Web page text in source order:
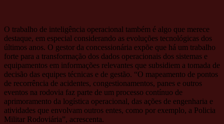
O trabalho de inteligência operacional também é algo que merece
destaque, em especial considerando as evoluções tecnológicas dos
últimos anos. O gestor da concessionária expõe que há um trabalho
forte para a transformação dos dados operacionais dos sistemas e
equipamentos em informações relevantes que subsidiem a tomada de
decisão das equipes técnicas e de gestão. “O mapeamento de pontos
de recorrência de acidentes, congestionamentos, panes e outros
eventos na rodovia faz parte de um processo contínuo de
aprimoramento da logística operacional, das ações de engenharia e
atividades que envolvam outros entes, como por exemplo, a Policia
Militar Rodoviária”, acrescenta.